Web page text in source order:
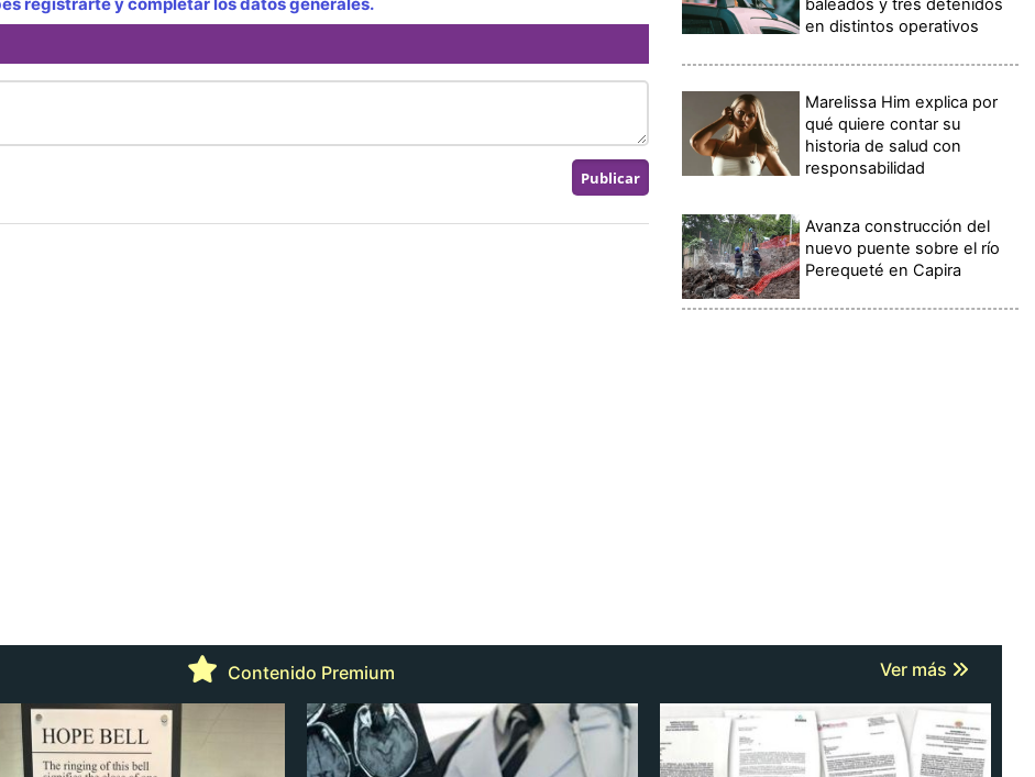
baleados y tres detenidos
en distintos operativos
Marelissa Him explica por
qué quiere contar su
historia de salud con
responsabilidad
Avanza construcción del
nuevo puente sobre el río
Perequeté en Capira
Contenido Premium Ver más